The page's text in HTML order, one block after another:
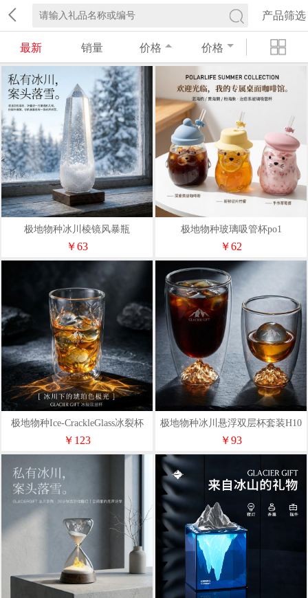
产品筛选
最新 销量 价格 价格
极地物种冰川棱镜风暴瓶
￥63
极地物种玻璃吸管杯po1
￥62
极地物种Ice-CrackleGlass冰裂杯
H15
￥123
极地物种冰川悬浮双层杯套装H10
￥93